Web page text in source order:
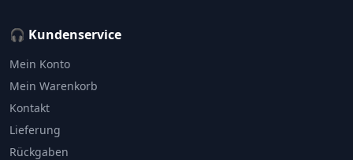
🎧 Kundenservice
Mein Konto
Mein Warenkorb
Kontakt
Lieferung
Rückgaben